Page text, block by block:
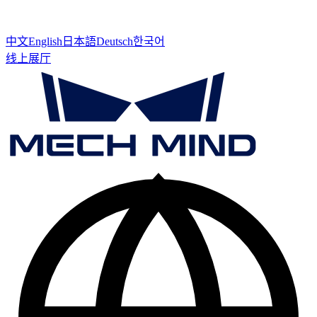
中文English 日本語Deutsch한국어
线上展厅